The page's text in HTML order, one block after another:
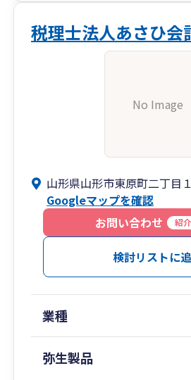
税理士法人あさひ会
No Image
山形県山形市東原町二丁目
Googleマップを確認
お問い合わせ
紹
検討リストに
業種
弥生製品